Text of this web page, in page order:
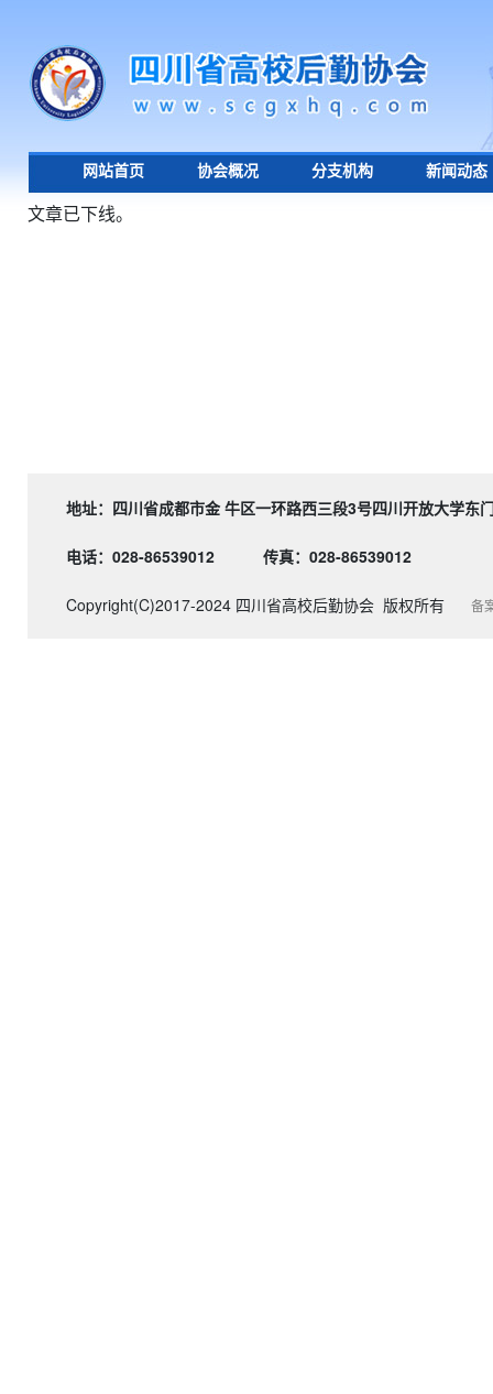
网站首页 协会概况 分支机构 新闻动态
文章已下线。
地址：四川省成都市金 牛区一环路西三段3号四川开
电话：028-86539012 传真：028-86539012
Copyright(C)2017-2024 四川省高校后勤协会 版权所有 备